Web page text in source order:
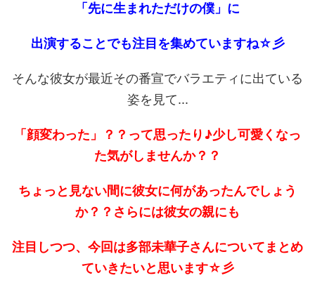
「先に生まれただけの僕」に
出演することでも注目を集めていますね☆彡
そんな彼女が最近その番宣でバラエティに出ている
姿を見て...
「顔変わった」？？って思ったり♪少し可愛くなっ
た気がしませんか？？
ちょっと見ない間に彼女に何があったんでしょう
か？？さらには彼女の親にも
注目しつつ、今回は多部未華子さんについてまとめ
ていきたいと思います☆彡